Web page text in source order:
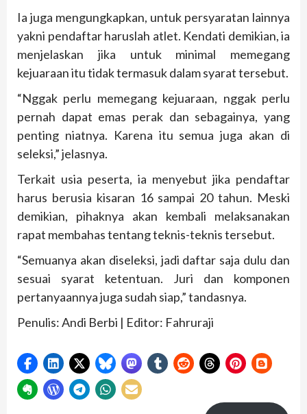
Ia juga mengungkapkan, untuk persyaratan lainnya
yakni pendaftar haruslah atlet. Kendati demikian, ia
menjelaskan jika untuk minimal memegang
kejuaraan itu tidak termasuk dalam syarat tersebut.
“Nggak perlu memegang kejuaraan, nggak perlu
pernah dapat emas perak dan sebagainya, yang
penting niatnya. Karena itu semua juga akan di
seleksi,” jelasnya.
Terkait usia peserta, ia menyebut jika pendaftar
harus berusia kisaran 16 sampai 20 tahun. Meski
demikian, pihaknya akan kembali melaksanakan
rapat membahas tentang teknis-teknis tersebut.
“Semuanya akan diseleksi, jadi daftar saja dulu dan
sesuai syarat ketentuan. Juri dan komponen
pertanyaannya juga sudah siap,” tandasnya.
Penulis: Andi Berbi | Editor: Fahruraji